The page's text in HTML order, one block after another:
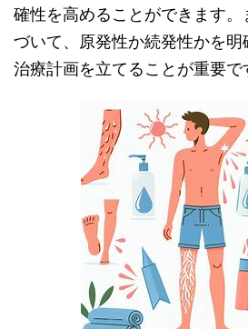
確性を高めることができます
づいて、原発性か続発性かを
治療計画を立てることが重要で